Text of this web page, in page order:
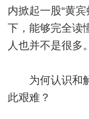
内掀起一股“黄
下，能够完全读
人也并不是很多。
为何认识和解
此艰难？